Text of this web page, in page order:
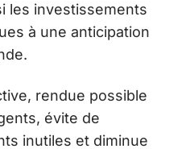
les investissements
à une anticipation
rendue possible
évite de
inutiles et diminue